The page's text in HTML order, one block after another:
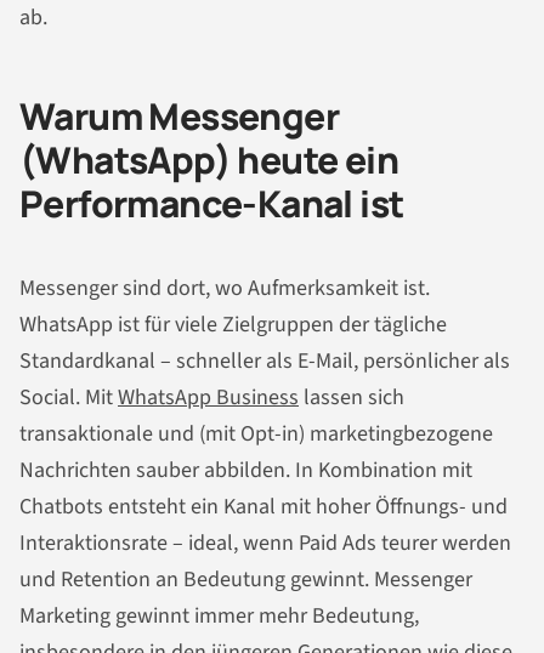
ab.
Warum Messenger
(WhatsApp) heute ein
Performance-Kanal ist
Messenger sind dort, wo Aufmerksamkeit ist.
WhatsApp ist für viele Zielgruppen der tägliche
Standardkanal – schneller als E-Mail, persönlicher als
Social. MitWhatsApp Business lassen sich
transaktionale und (mit Opt-in) marketingbezogene
Nachrichten sauber abbilden. In Kombination mit
Chatbots entsteht ein Kanal mit hoher Öffnungs- und
Interaktionsrate – ideal, wenn Paid Ads teurer werden
und Retention an Bedeutung gewinnt. Messenger
Marketing gewinnt immer mehr Bedeutung,